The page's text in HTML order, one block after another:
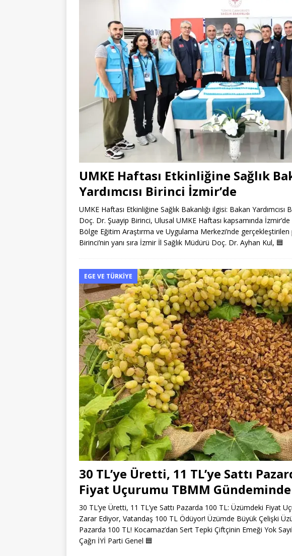
UMKE Haftası Etkinliğine Sağlık
Yardımcısı Birinci İzmir’de
UMKE Haftası Etkinliğine Sağlık Bakanlığı ilgisi: Bakan Yardımcısı
Doç. Dr. Şuayip Birinci, Ulusal UMKE Haftası kapsamında
Bölge Eğitim Araştırma ve Uygulama Merkezi’nde gerçekleştirilen
Birinci’nin yanı sıra İzmir İl Sağlık Müdürü Doç. Dr. Ayhan Kul, 🟦
EGE VE TÜRKIYE
30 TL’ye Üretti, 11 TL’ye Sattı
Fiyat Uçurumu TBMM Gündeminde
30 TL’ye Üretti, 11 TL’ye Sattı Pazarda 100 TL: Üzümdeki Fiyat
Zarar Ediyor, Vatandaş 100 TL Ödüyor! Üzümde Büyük Çelişki
Pazarda 100 TL! Kocamaz’dan Sert Tepki Çiftçinin Emeği Yok
Çağrı İYİ Parti Genel 🟦